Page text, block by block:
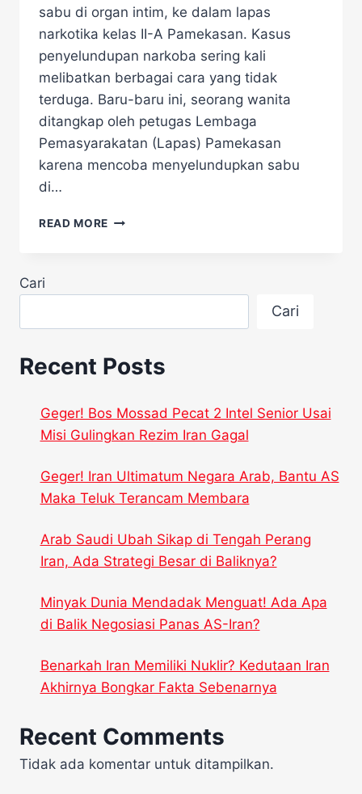
sabu di organ intim, ke dalam lapas
narkotika kelas II-A Pamekasan. Kasus
penyelundupan narkoba sering kali
melibatkan berbagai cara yang tidak
terduga. Baru-baru ini, seorang wanita
ditangkap oleh petugas Lembaga
Pemasyarakatan (Lapas) Pamekasan
karena mencoba menyelundupkan sabu
di…
READ MORE GEGER!
INTIM
MASUK
BEGINI
AKSINYA!
Cari
Cari
Recent Posts
Geger! Bos Mossad Pecat 2 Intel Senior Usai
Misi Gulingkan Rezim Iran Gagal
Geger! Iran Ultimatum Negara Arab, Bantu AS
Maka Teluk Terancam Membara
Arab Saudi Ubah Sikap di Tengah Perang
Iran, Ada Strategi Besar di Baliknya?
Minyak Dunia Mendadak Menguat! Ada Apa
di Balik Negosiasi Panas AS-Iran?
Benarkah Iran Memiliki Nuklir? Kedutaan Iran
Akhirnya Bongkar Fakta Sebenarnya
Recent Comments
Tidak ada komentar untuk ditampilkan.